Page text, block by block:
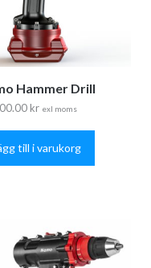
Hammer Drill
kr exl moms
till i varukorg